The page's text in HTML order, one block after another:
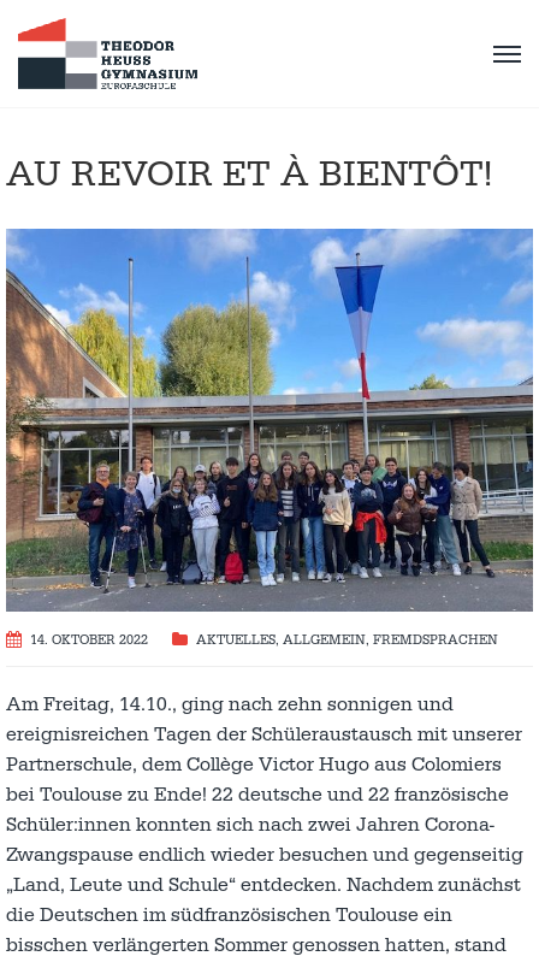
AU REVOIR ET À BIENTÔT!
14. OKTOBER 2022 AKTUELLES, ALLGEMEIN, FREMDSPRACHEN
Am Freitag, 14.10., ging nach zehn sonnigen und
ereignisreichen Tagen der Schüleraustausch mit unserer
Partnerschule, dem Collège Victor Hugo aus Colomiers
bei Toulouse zu Ende! 22 deutsche und 22 französische
Schüler:innen konnten sich nach zwei Jahren Corona-
Zwangspause endlich wieder besuchen und gegenseitig
„Land, Leute und Schule“ entdecken. Nachdem zunächst
die Deutschen im südfranzösischen Toulouse ein
bisschen verlängerten Sommer genossen hatten, stand